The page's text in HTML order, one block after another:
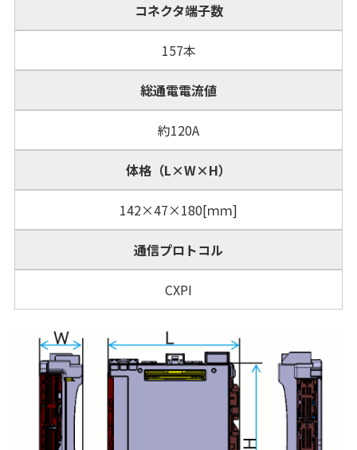
コネクタ端子数
157本
総通電電流値
約120A
体格（L×W×H）
142×47×180[ｍｍ]
通信プロトコル
CXPI